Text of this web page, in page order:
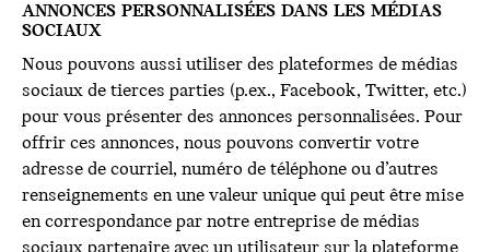
ANNONCES PERSONNALISÉES DANS LES MÉDIAS
SOCIAUX
Nous pouvons aussi utiliser des plateformes de médias
sociaux de tierces parties (p.ex., Facebook, Twitter, etc.)
pour vous présenter des annonces personnalisées. Pour
offrir ces annonces, nous pouvons convertir votre
adresse de courriel, numéro de téléphone ou d’autres
renseignements en une valeur unique qui peut être mise
en correspondance par notre entreprise de médias